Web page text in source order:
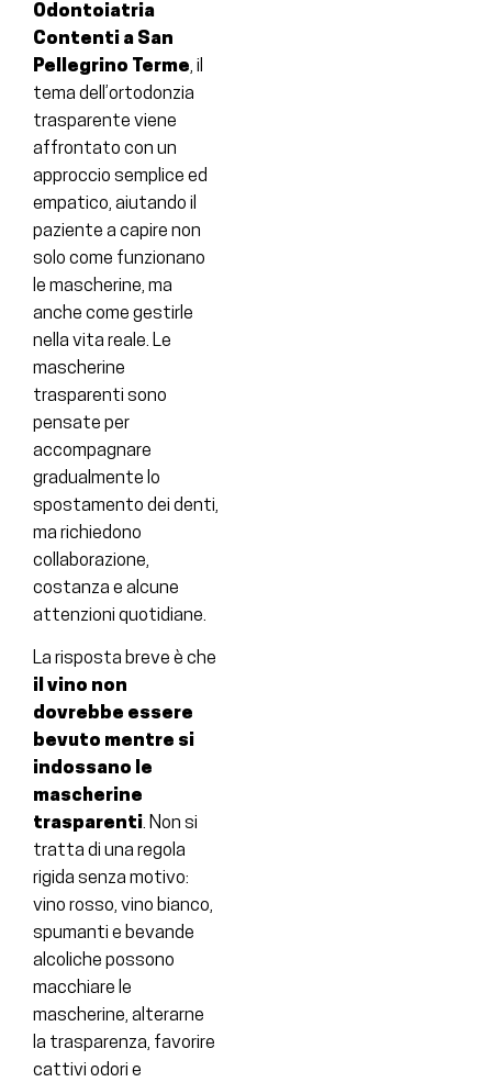
Odontoiatria
Contenti a San
Pellegrino Terme, il
tema dell’ortodonzia
trasparente viene
affrontato con un
approccio semplice ed
empatico, aiutando il
paziente a capire non
solo come funzionano
le mascherine, ma
anche come gestirle
nella vita reale. Le
mascherine
trasparenti sono
pensate per
accompagnare
gradualmente lo
spostamento dei denti,
ma richiedono
collaborazione,
costanza e alcune
attenzioni quotidiane.
La risposta breve è che
il vino non
dovrebbe essere
bevuto mentre si
indossano le
mascherine
trasparenti. Non si
tratta di una regola
rigida senza motivo:
vino rosso, vino bianco,
spumanti e bevande
alcoliche possono
macchiare le
mascherine, alterarne
la trasparenza, favorire
cattivi odori e